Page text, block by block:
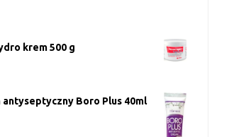
krem 500 g
Boro Plus 40ml